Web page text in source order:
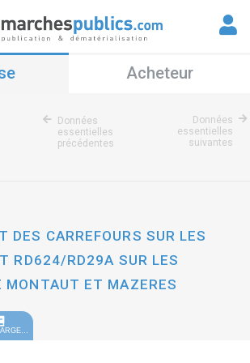
Acheteur
Données
essentielles
précédentes
Données
essentielles
suivantes
DES CARREFOURS SUR LES
RD624/RD29A SUR LES
MONTAUT ET MAZERES
TELECHARGEMENT